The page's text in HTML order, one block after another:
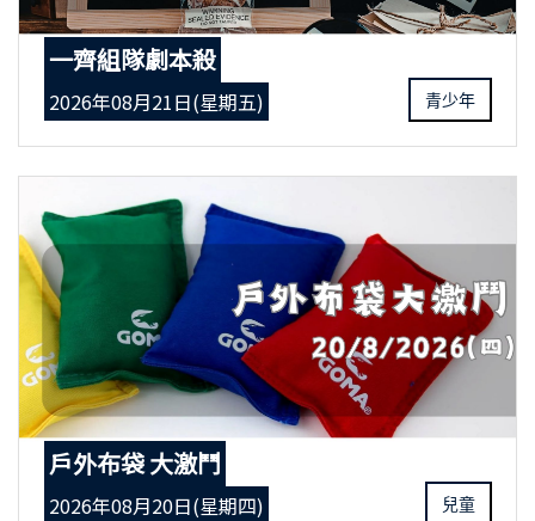
一齊組隊劇本殺
2026年08月21日(星期五) 青少年
戶外布袋 大激鬥
2026年08月20日(星期四) 兒童